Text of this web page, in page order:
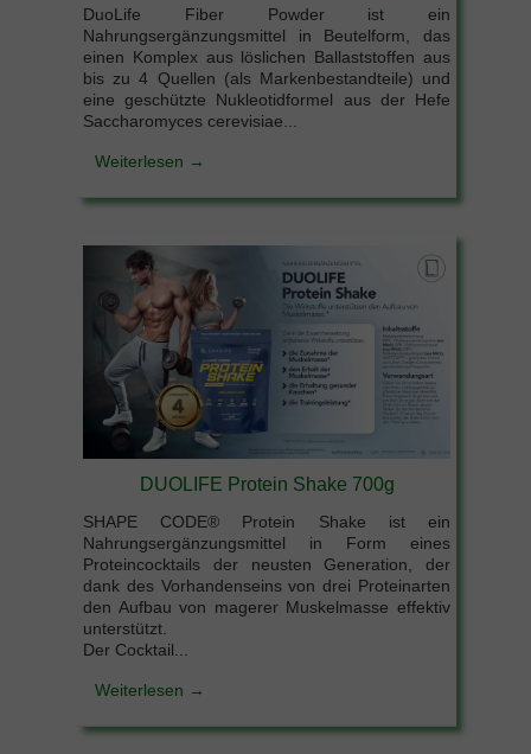
DuoLife Fiber Powder ist ein
Nahrungsergänzungsmittel in Beutelform, das
einen Komplex aus löslichen Ballaststoffen aus
bis zu 4 Quellen (als Markenbestandteile) und
eine geschützte Nukleotidformel aus der Hefe
Saccharomyces cerevisiae...
Weiterlesen →
DUOLIFE Protein Shake 700g
SHAPE CODE® Protein Shake ist ein
Nahrungsergänzungsmittel in Form eines
Proteincocktails der neusten Generation, der
dank des Vorhandenseins von drei Proteinarten
den Aufbau von magerer Muskelmasse effektiv
unterstützt.
Der Cocktail...
Weiterlesen →